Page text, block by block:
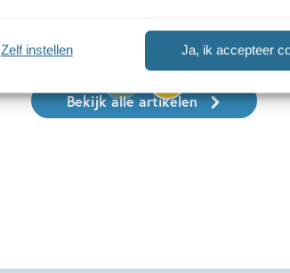
Ja, ik accepteer
Zelf instellen
Bekijk alle artikelen